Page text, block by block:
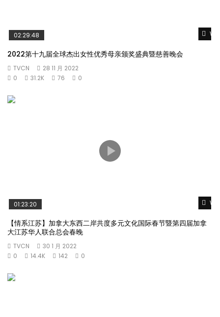
02:29:48
2022第十九届全球杰出女性优秀母亲颁奖盛典暨慈善晚会
TVCN
28 11 月 2022
0
31.2K 76 0
01:23:20
【情系江苏】加拿大东西二岸共度多元文化国际春节暨第四届加拿
大江苏华人联合总会春晚
TVCN
30 1 月 2022
0
14.4K 142 0